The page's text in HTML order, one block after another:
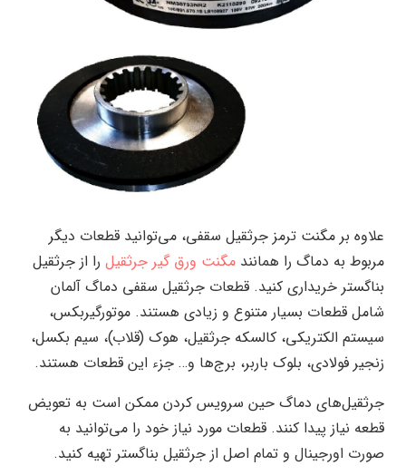
علاوه بر مگنت ترمز جرثقیل سقفی، می‌توانید قطعات دیگر
مربوط به دماگ را همانند مگنت ورق گیر جرثقیل را از جرثقیل
بناگستر خریداری کنید. قطعات جرثقیل سقفی دماگ آلمان
شامل قطعات بسیار متنوع و زیادی هستند. موتورگیربکس،
سیستم الکتریکی، کالسکه جرثقیل، هوک (قلاب)، سیم بکسل،
زنجیر فولادی، بلوک باربر، برج‌ها و… جزء این قطعات هستند.
جرثقیل‌های دماگ حین سرویس کردن ممکن است به تعویض
قطعه نیاز پیدا کنند. قطعات مورد نیاز خود را می‌توانید به
صورت اورجینال و تمام اصل از جرثقیل بناگستر تهیه کنید.